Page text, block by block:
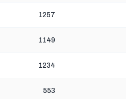
1257
1149
1234
553